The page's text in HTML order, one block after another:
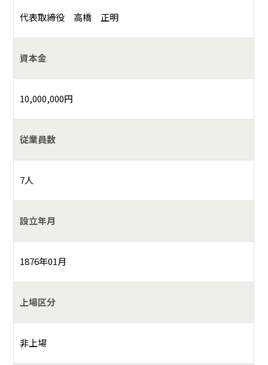
代表取締役 高橋 正明
資本金
10,000,000円
従業員数
7人
設立年月
1876年01月
上場区分
非上場